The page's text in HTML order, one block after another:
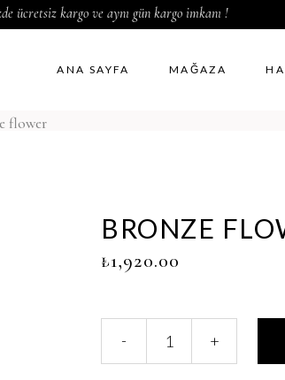
ücretsiz kargo ve aynı gün kargo imkanı !
ANA SAYFA MAĞAZA
flower
BRONZE
₺1,920.00
flower
miktar
- +